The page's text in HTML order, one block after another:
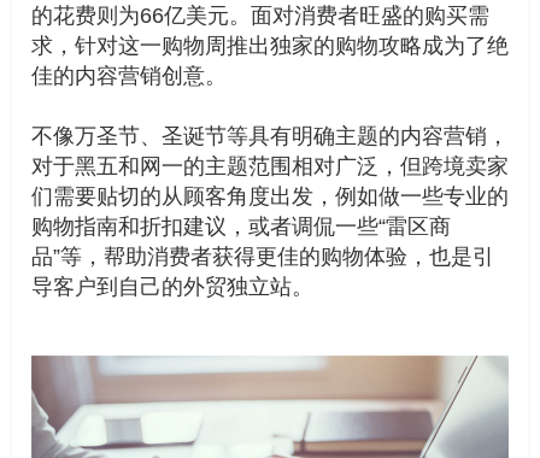
的花费则为66亿美元。面对消费者旺盛的购买需
求，针对这一购物周推出独家的购物攻略成为了绝
佳的内容营销创意。
不像万圣节、圣诞节等具有明确主题的内容营销，
对于黑五和网一的主题范围相对广泛，但跨境卖家
们需要贴切的从顾客角度出发，例如做一些专业的
购物指南和折扣建议，或者调侃一些“雷区商
品”等，帮助消费者获得更佳的购物体验，也是引
导客户到自己的外贸独立站。